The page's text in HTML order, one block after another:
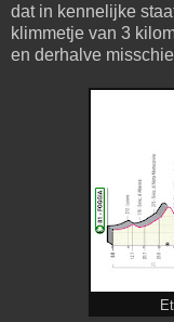
dat in kennelijke
klimmetje van 3
en derhalve